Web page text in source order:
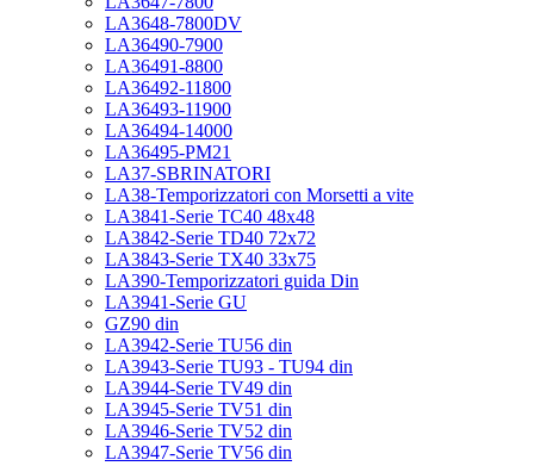
LA3648-7800DV
LA36490-7900
LA36491-8800
LA36492-11800
LA36493-11900
LA36494-14000
LA36495-PM21
LA37-SBRINATORI
LA38-Temporizzatori con Morsetti a vite
LA3841-Serie TC40 48x48
LA3842-Serie TD40 72x72
LA3843-Serie TX40 33x75
LA390-Temporizzatori guida Din
LA3941-Serie GU
GZ90 din
LA3942-Serie TU56 din
LA3943-Serie TU93 - TU94 din
LA3944-Serie TV49 din
LA3945-Serie TV51 din
LA3946-Serie TV52 din
LA3947-Serie TV56 din